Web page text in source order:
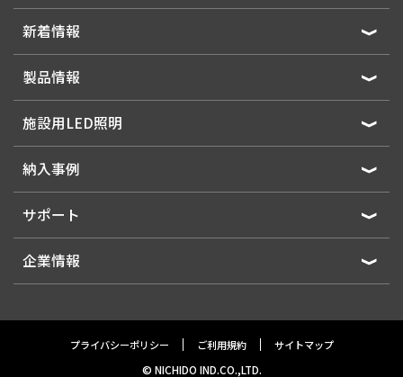
新着情報
製品情報
施設用LED照明
納入事例
サポート
企業情報
プライバシーポリシー ご利用規約 サイトマップ
© NICHIDO IND.CO.,LTD.